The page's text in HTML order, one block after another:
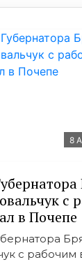
8
с
в Почепе
с рабочим